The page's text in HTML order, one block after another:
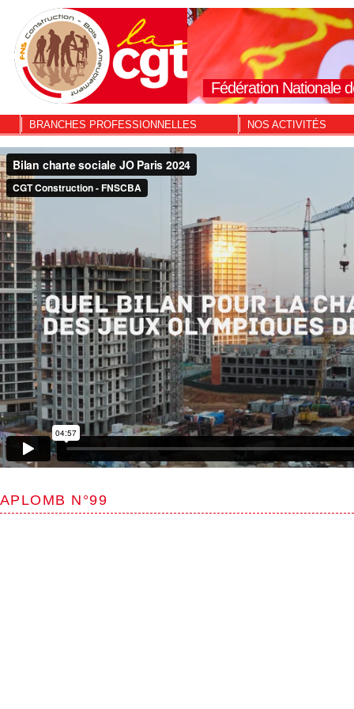
Fédération Nationale
BRANCHES PROFESSIONNELLES NOS ACTIVITÉS
APLOMB N°99